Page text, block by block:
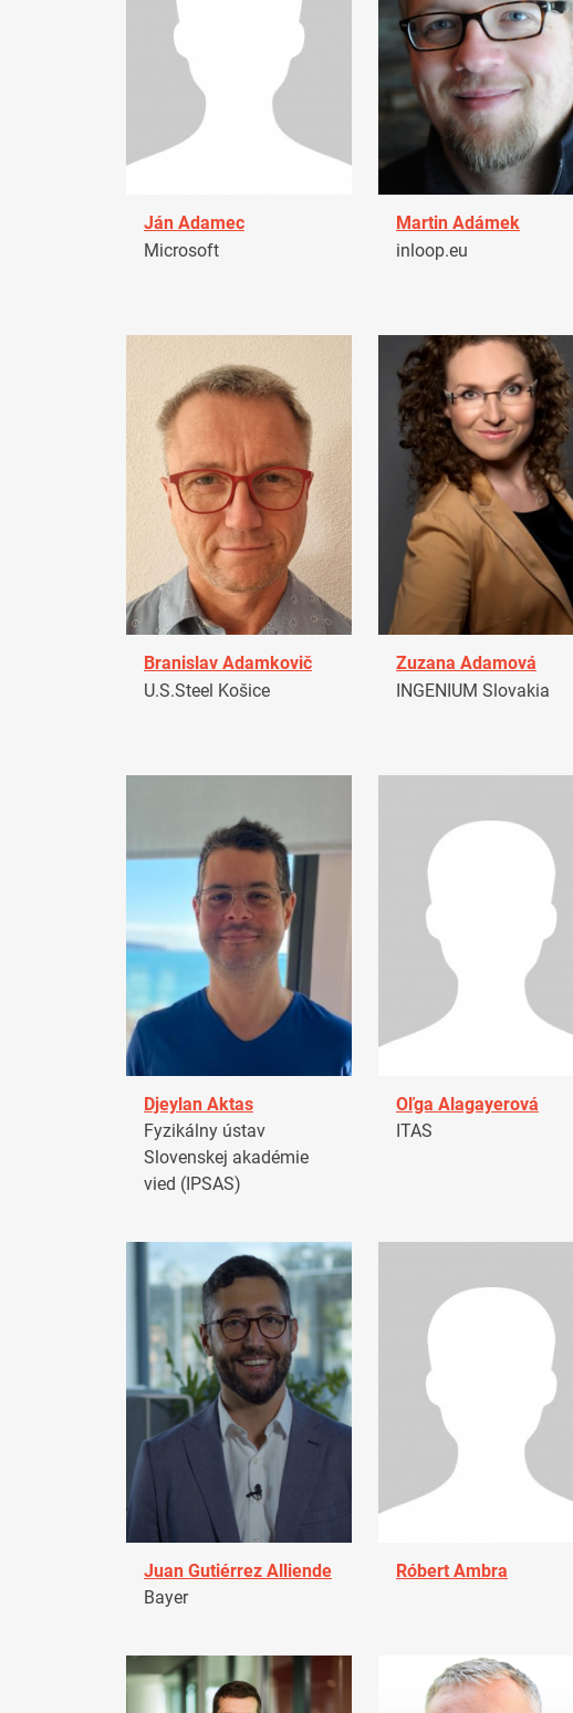
Ján Adamec
Microsoft
Martin Adámek
inloop.eu
Branislav Adamkovič
U.S.Steel Košice
Zuzana Adamová
INGENIUM Slovakia
Djeylan Aktas
Fyzikálny ústav
Slovenskej akadémie
vied (IPSAS)
Oľga Alagayerová
ITAS
Juan Gutiérrez Alliende
Bayer
Róbert Ambra